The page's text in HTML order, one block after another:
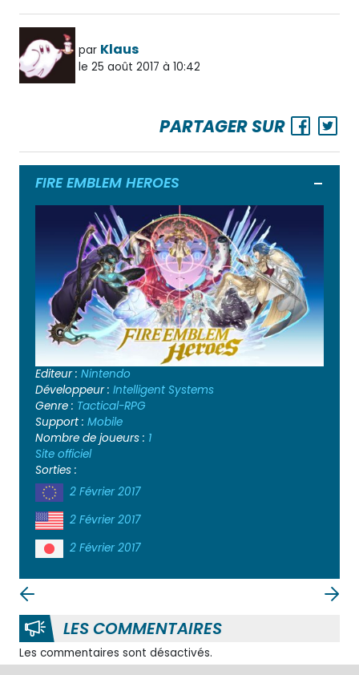
par Klaus
le 25 août 2017 à 10:42
PARTAGER SUR
FIRE EMBLEM HEROES
Editeur : Nintendo
Développeur : Intelligent Systems
Genre : Tactical-RPG
Support : Mobile
Nombre de joueurs : 1
Site officiel
Sorties :
2 Février 2017
2 Février 2017
2 Février 2017
LES COMMENTAIRES
Les commentaires sont désactivés.